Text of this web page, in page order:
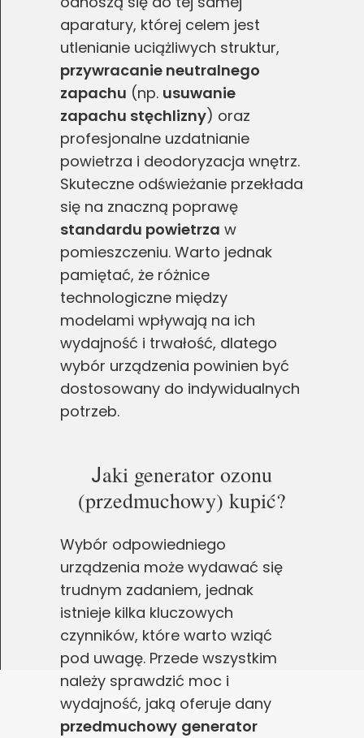
aparatury, której celem jest
utlenianie uciążliwych struktur,
przywracanie neutralnego
zapachu (np. usuwanie
zapachu stęchlizny) oraz
profesjonalne uzdatnianie
powietrza i deodoryzacja wnętrz.
Skuteczne odświeżanie przekłada
się na znaczną poprawę
standardu powietrza w
pomieszczeniu. Warto jednak
pamiętać, że różnice
technologiczne między
modelami wpływają na ich
wydajność i trwałość, dlatego
wybór urządzenia powinien być
dostosowany do indywidualnych
potrzeb.
Jaki generator ozonu
(przedmuchowy) kupić?
Wybór odpowiedniego
urządzenia może wydawać się
trudnym zadaniem, jednak
istnieje kilka kluczowych
czynników, które warto wziąć
pod uwagę. Przede wszystkim
należy sprawdzić moc i
wydajność, jaką oferuje dany
przedmuchowy generator